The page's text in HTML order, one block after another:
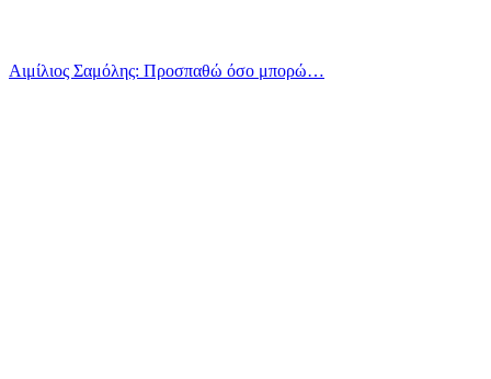
Αιμίλιος Σαμόλης: Προσπαθώ όσο μπορώ…